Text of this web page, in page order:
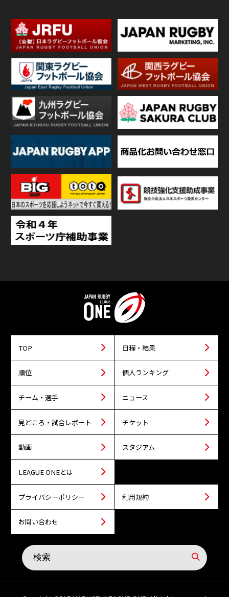
TOP 日程・結果
順位 個人ランキング
チーム・選手 ニュース
見どころ・試合レポート チケット
動画 スタジアム
LEAGUE ONEとは
プライバシーポリシー 利用規約
お問い合わせ